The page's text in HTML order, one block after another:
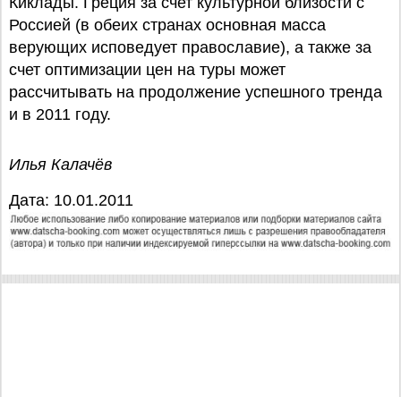
Россией (в обеих странах основная масса
верующих исповедует православие), а также за
счет оптимизации цен на туры может
рассчитывать на продолжение успешного тренда
и в 2011 году.
Илья Калачёв
Дата: 10.01.2011